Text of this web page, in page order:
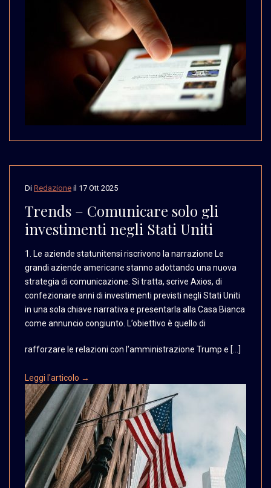
Di Redazione il 17 Ott 2025
Trends – Comunicare solo gli
investimenti negli Stati Uniti
1. Le aziende statunitensi riscrivono la narrazione Le
grandi aziende americane stanno adottando una nuova
strategia di comunicazione. Si tratta, scrive Axios, di
confezionare anni di investimenti previsti negli Stati Uniti
in una sola chiave narrativa e presentarla alla Casa Bianca
come annuncio congiunto. L’obiettivo è quello di
rafforzare le relazioni con l’amministrazione Trump e […]
Leggi l'articolo →